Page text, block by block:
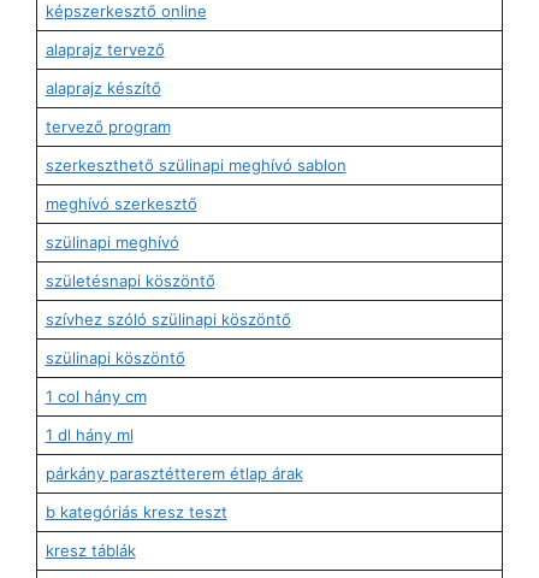
képszerkesztő online
alaprajz tervező
alaprajz készítő
tervező program
szerkeszthető szülinapi meghívó sablon
meghívó szerkesztő
szülinapi meghívó
születésnapi köszöntő
szívhez szóló szülinapi köszöntő
szülinapi köszöntő
1 col hány cm
1 dl hány ml
párkány parasztétterem étlap árak
b kategóriás kresz teszt
kresz táblák